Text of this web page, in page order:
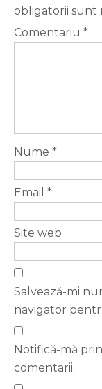
obligatorii sunt
Comentariu *
Nume *
Email *
Site web
Salvează-mi
navigator
Notifică-mă
comentarii.